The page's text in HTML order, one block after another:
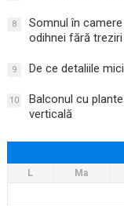
8
Somnul în
odihnei fără
9 De ce detaliile
10
Balconul cu
verticală
L Ma